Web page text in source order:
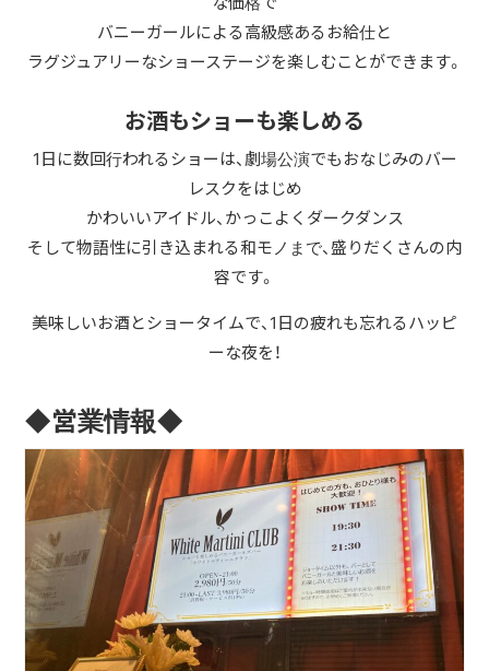
バニーガールによる高級感あるお給仕と
ラグジュアリーなショーステージを楽しむことができます。
お酒もショーも楽しめる
1日に数回行われるショーは、劇場公演でもおなじみのバー
レスクをはじめ
かわいいアイドル、かっこよくダークダンス
そして物語性に引き込まれる和モノまで、盛りだくさんの内
容です。
美味しいお酒とショータイムで、1日の疲れも忘れるハッピ
ーな夜を！
◆営業情報◆